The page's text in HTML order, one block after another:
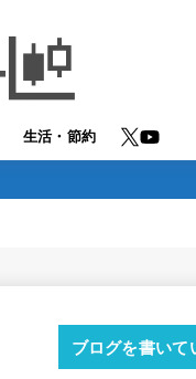
生活・節約
ブログを書いて